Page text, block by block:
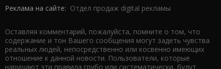
Реклама на сайте: Отдел продаж digital рекламы
Оставляя комментарий, пожалуйста, помните о том, что
содержание и тон Вашего сообщения могут задеть чувства
реальных людей, непосредственно или косвенно имеющих
отношение к данной новости. Пользователи, которые
нарушают эти правила грубо или систематически, будут